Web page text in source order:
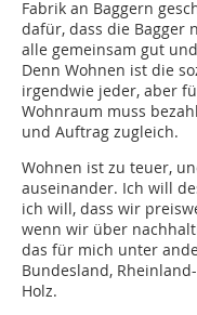
Fabrik an Baggern
dafür, dass die Bagger
alle gemeinsam gut
Denn Wohnen ist die
irgendwie jeder, aber
Wohnraum muss
und Auftrag zugleich.
Wohnen ist zu teuer,
auseinander. Ich will
ich will, dass wir
wenn wir über
das für mich unter
Bundesland,
Holz.